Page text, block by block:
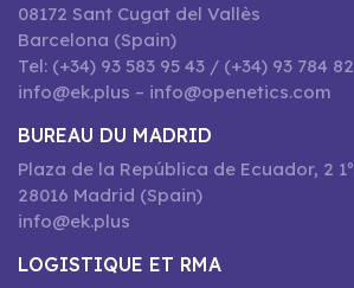
08172 Sant Cugat del Vallès
Barcelona (Spain)
Tel: (+34) 93 583 95 43 / (+34) 93 784
info@ek.plus – info@openetics.com
BUREAU DU MADRID
Plaza de la República de Ecuador, 2
28016 Madrid (Spain)
info@ek.plus
LOGISTIQUE ET RMA